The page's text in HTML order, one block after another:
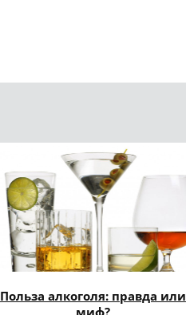
Польза алкоголя: правда или